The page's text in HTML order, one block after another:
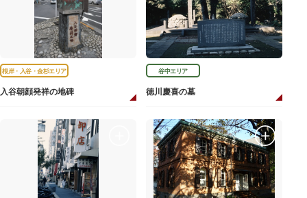
根岸・入谷・金杉エリア
入谷朝顔発祥の地碑
谷中エリア
徳川慶喜の墓